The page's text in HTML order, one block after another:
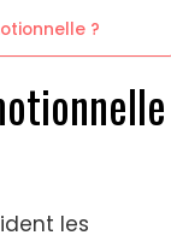
?
les